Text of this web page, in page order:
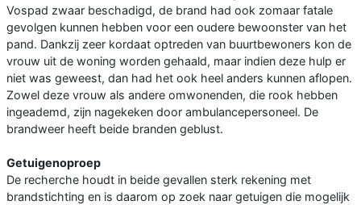
Vospad zwaar beschadigd, de brand had ook zomaar fatale
gevolgen kunnen hebben voor een oudere bewoonster van het
pand. Dankzij zeer kordaat optreden van buurtbewoners kon de
vrouw uit de woning worden gehaald, maar indien deze hulp er
niet was geweest, dan had het ook heel anders kunnen aflopen.
Zowel deze vrouw als andere omwonenden, die rook hebben
ingeademd, zijn nagekeken door ambulancepersoneel. De
brandweer heeft beide branden geblust.
Getuigenoproep
De recherche houdt in beide gevallen sterk rekening met
brandstichting en is daarom op zoek naar getuigen die mogelijk